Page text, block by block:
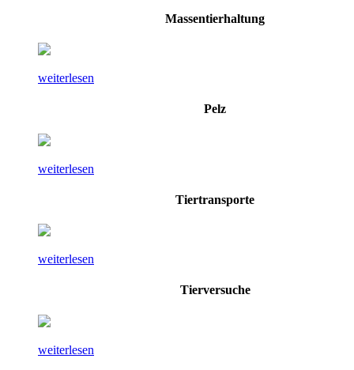
Massentierhaltung
weiterlesen
Pelz
weiterlesen
Tiertransporte
weiterlesen
Tierversuche
weiterlesen